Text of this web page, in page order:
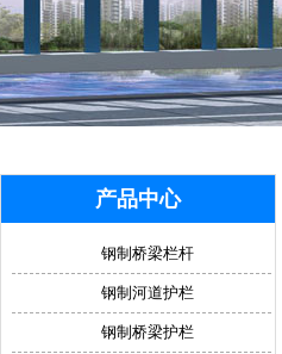
产品中心
钢制桥梁栏杆
钢制河道护栏
钢制桥梁护栏